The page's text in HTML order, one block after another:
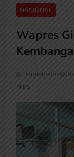
NASIONAL
Wapres
Mins